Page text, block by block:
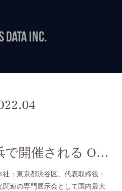
.04
パシフィコ横浜で開催される OPIE'22 へ出展します
：東京都渋谷区、代表取締役：
連の専門展示会として国内最大